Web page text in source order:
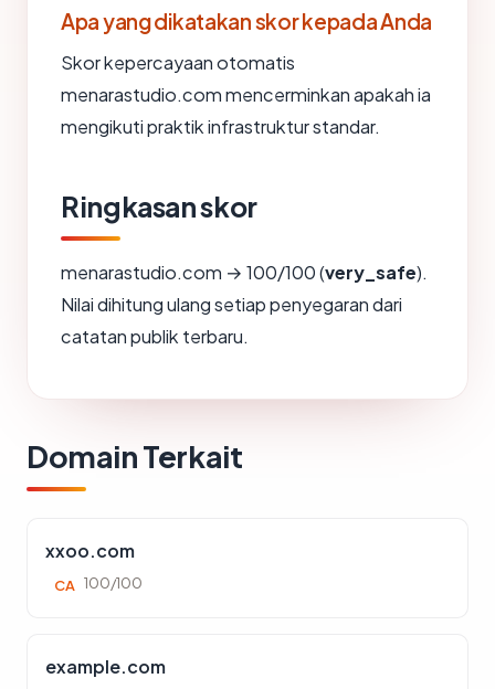
Apa yang dikatakan skor kepada Anda
Skor kepercayaan otomatis
menarastudio.com mencerminkan apakah ia
mengikuti praktik infrastruktur standar.
Ringkasan skor
menarastudio.com → 100/100 (very_safe).
Nilai dihitung ulang setiap penyegaran dari
catatan publik terbaru.
Domain Terkait
xxoo.com
CA 100/100
example.com